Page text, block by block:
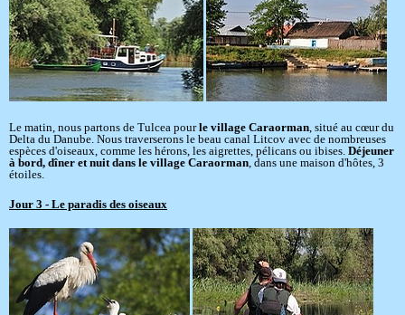
Le matin, nous partons de Tulcea pourle village Caraorman, situé au cœur du
Delta du Danube. Nous traverserons le beau canal Litcov avec de nombreuses
espèces d'oiseaux, comme les hérons, les aigrettes, pélicans ou ibises. Déjeuner
à bord, dîner et nuit dans le village Caraorman, dans une maison d'hôtes, 3
étoiles.
Jour 3 - Le paradis des oiseaux